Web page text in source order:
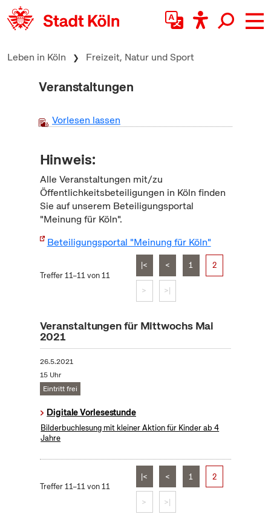
zum Inhalt springen
Leben in Köln Freizeit, Natur und Sport
Veranstaltungen
Vorlesen lassen
Hinweis:
Alle Veranstaltungen mit/zu
Öffentlichkeitsbeteiligungen in Köln finden
Sie auf unserem Beteiligungsportal
"Meinung für Köln".
Beteiligungsportal "Meinung für Köln"
Treffer 11–11 von 11
|< < 1 2
> >|
Veranstaltungen für Mittwochs Mai
2021
26.5.2021
15 Uhr
Eintritt frei
Digitale Vorlesestunde
Bilderbuchlesung mit kleiner Aktion für Kinder ab 4
Jahre
Treffer 11–11 von 11
|< < 1 2
> >|